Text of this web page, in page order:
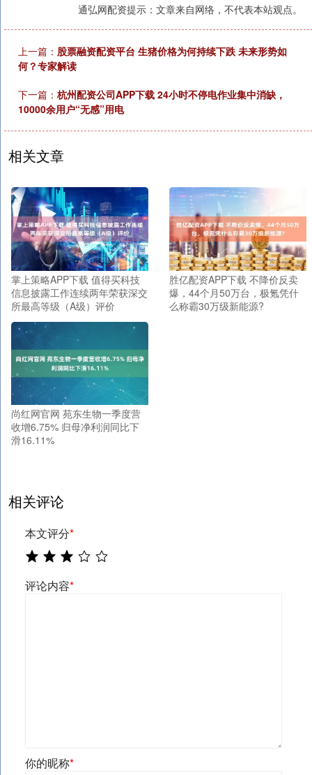
通弘网配资提示：文章来自网络，不代表本站观点。
上一篇： 股票融资配资平台 生猪价格为何持续下跌 未来形势如
何？专家解读
下一篇： 杭州配资公司APP下载 24小时不停电作业集中消缺，
10000余用户“无感”用电
相关文章
掌上策略APP下载 值得买科技
信息披露工作连续两年荣获深交
所最高等级（A级）评价
胜亿配资APP下载 不降价反卖
爆，44个月50万台，极氪凭什
么称霸30万级新能源?
尚红网官网 苑东生物一季度营
收增6.75% 归母净利润同比下
滑16.11%
相关评论
本文评分*
评论内容*
你的昵称*